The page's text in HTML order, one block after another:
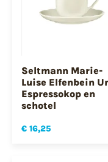
Seltmann Marie-
Luise Elfenbein
Espressokop en
schotel
€ 16,25